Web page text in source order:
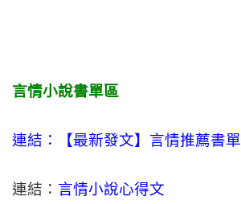
言情小說書單區
連結：【最新發文】 言情推薦書單
連結： 言情小說心得文